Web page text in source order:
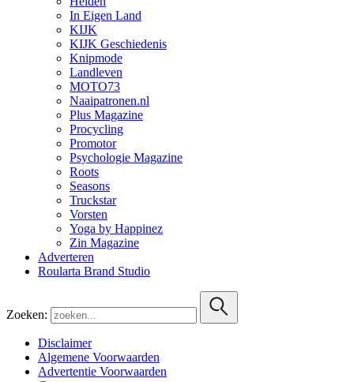
In Eigen Land
KIJK
KIJK Geschiedenis
Knipmode
Landleven
MOTO73
Naaipatronen.nl
Plus Magazine
Procycling
Promotor
Psychologie Magazine
Roots
Seasons
Truckstar
Vorsten
Yoga by Happinez
Zin Magazine
Adverteren
Roularta Brand Studio
Zoeken:
Disclaimer
Algemene Voorwaarden
Advertentie Voorwaarden